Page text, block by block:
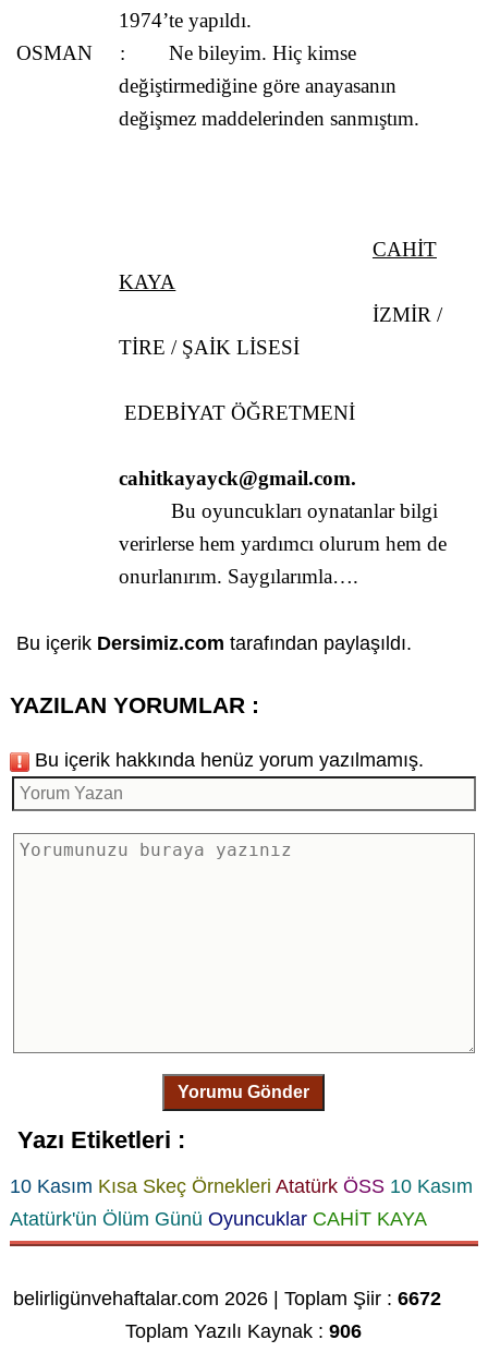
1974’te yapıldı.
OSMAN
:
Ne bileyim. Hiç kimse
değiştirmediğine göre anayasanın
değişmez maddelerinden sanmıştım.
CAHİT
KAYA
İZMİR /
TİRE / ŞAİK LİSESİ
EDEBİYAT ÖĞRETMENİ
cahitkayayck@gmail.com.
Bu oyuncukları oynatanlar bilgi
verirlerse hem yardımcı olurum hem de
onurlanırım. Saygılarımla….
Bu içerik Dersimiz.com tarafından paylaşıldı.
YAZILAN YORUMLAR :
Bu içerik hakkında henüz yorum yazılmamış.
Yorumu Gönder
Yazı Etiketleri :
10 Kasım Kısa Skeç Örnekleri Atatürk ÖSS 10 Kasım
Atatürk'ün Ölüm Günü Oyuncuklar CAHİT KAYA
belirligünvehaftalar.com 2026 | Toplam Şiir :6672
Toplam Yazılı Kaynak :906